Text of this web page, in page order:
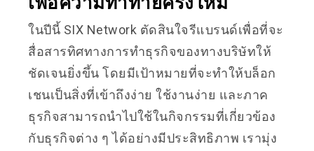
ในปีนี้ SIX Network ตัดสินใจรีแบรนด์เพื่อที่จะ
สื่อสารทิศทางการทำธุรกิจของทางบริษัทให้
ชัดเจนยิ่งขึ้น โดยมีเป้าหมายที่จะทำให้บล็อก
เชนเป็นสิ่งที่เข้าถึงง่าย ใช้งานง่าย และภาค
ธุรกิจสามารถนำไปใช้ในกิจกรรมที่เกี่ยวข้อง
กับธุรกิจต่าง ๆ ได้อย่างมีประสิทธิภาพ เรามุ่ง